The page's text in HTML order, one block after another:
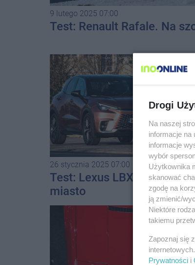
9 lutego 2025 07:00
Test: Renault Rafale. Na
26 stycznia 2025 07:00
Test: Lexus LBX. Z
miasto
Drogi
Na naszej
informacje na
informacje
wybór
Użytkownika
skanować
zgodę na
ją zmienić/
Niektóre
takiemu
Zapoznaj się
Prywatności i